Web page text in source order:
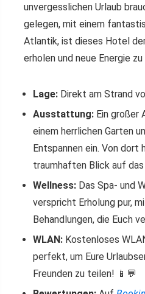
unvergesslichen Urlaub
gelegen, mit einem
Atlantik, ist dieses Hotel
erholen und neue Energie
Lage: Direkt am Strand
Ausstattung: Ein großer
einem herrlichen Garten
Entspannen ein. Von dort
traumhaften Blick auf das
Wellness: Das Spa- und
verspricht Erholung pur,
Behandlungen, die Euch
WLAN: Kostenloses
perfekt, um Eure
Freunden zu teilen! 📱💬